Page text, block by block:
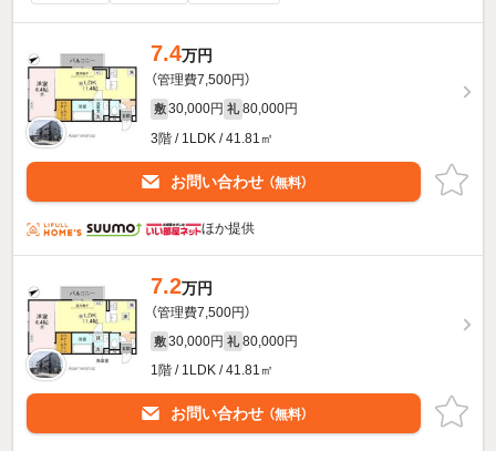
7.4万円
（管理費7,500円）
敷 30,000円 礼 80,000円
3階 / 1LDK / 41.81㎡
お問い合わせ （無料）
ほか提供
7.2万円
（管理費7,500円）
敷 30,000円 礼 80,000円
1階 / 1LDK / 41.81㎡
お問い合わせ （無料）